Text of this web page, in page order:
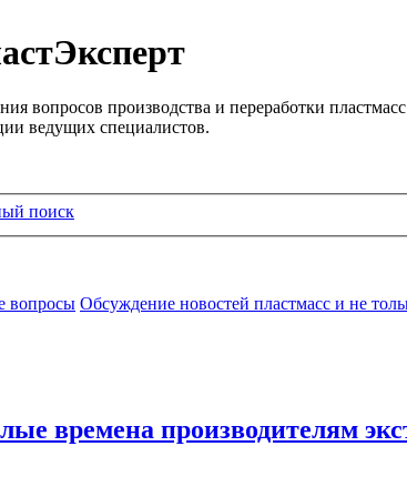
вопросов производства и переработки
ведущих специалистов.
поиск
вопросы Обсуждение новостей пластмасс и не
времена производителям